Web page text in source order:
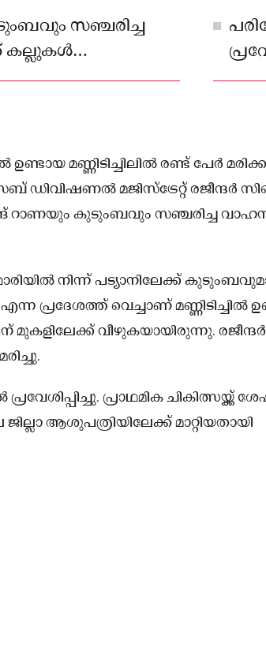
സഞ്ചരിച്ച
കല്ലുകൾ
ഉണ്ടായ മണ്ണിടിച്ചിലിൽ രണ്ട് പേർ
ഡിവിഷണൽ മജിസ്ട്രേറ്റ് രജീന്ദർ
റാണയും കുടുംബവും സഞ്ചരിച്ച
നിന്ന് പട്യാനിലേക്ക്
വെച്ചാണ് മണ്ണിടിച്ചിൽ
വീഴുകയായിരുന്നു.
പ്രാഥമിക ചികിത്സയ്ക്ക്
ആശുപത്രിയിലേക്ക് മാറ്റിയതായി